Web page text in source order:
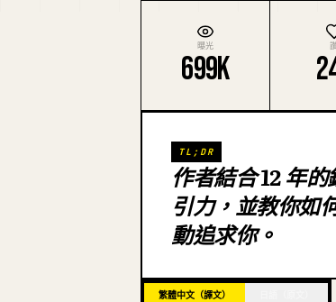
曝光
699K
TL;DR
作者結合 12 年
引力，並教你如
動追求你。
繁體中文（譯文）